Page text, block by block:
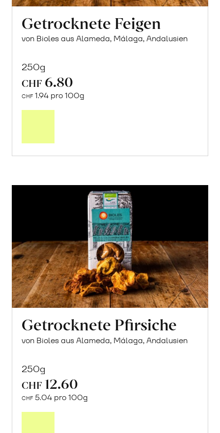
Getrocknete Feigen
von Bioles aus Alameda, Málaga, Andalusien
250g
CHF 6.80
CHF 1.94 pro 100g
Getrocknete Pfirsiche
von Bioles aus Alameda, Málaga, Andalusien
250g
CHF 12.60
CHF 5.04 pro 100g